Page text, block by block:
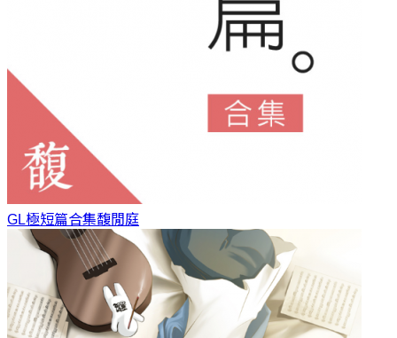
GL極短篇合集馥閒庭